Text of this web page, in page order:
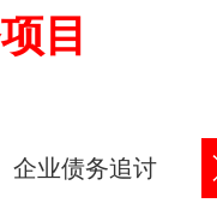
目
企业债务追讨